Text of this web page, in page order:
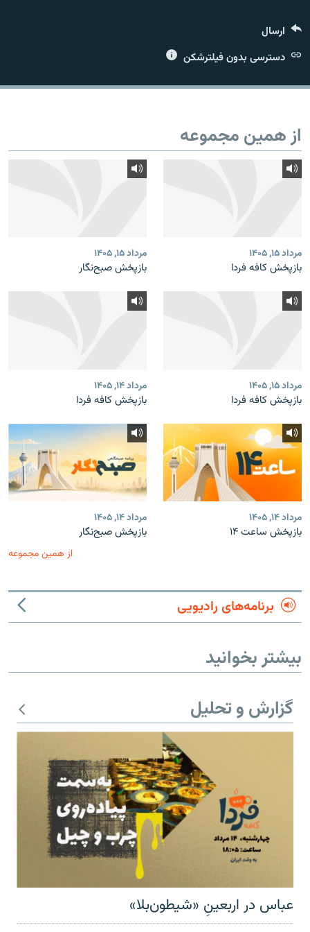
زبان‌های دیگر
ارسال
دسترسی بدون فیلترشکن
از همین مجموعه
مرداد ۱۵, ۱۴۰۵
بازپخش کافه فردا
مرداد ۱۵, ۱۴۰۵
بازپخش صبح‌نگار
مرداد ۱۵, ۱۴۰۵
بازپخش کافه فردا
مرداد ۱۴, ۱۴۰۵
بازپخش کافه فردا
مرداد ۱۴, ۱۴۰۵
بازپخش ساعت ۱۴
مرداد ۱۴, ۱۴۰۵
بازپخش صبح‌نگار
از همین مجموعه
برنامه‌های رادیویی
بیشتر بخوانید
گزارش و تحلیل
عباس در اربعینِ «شیطون‌بلا»